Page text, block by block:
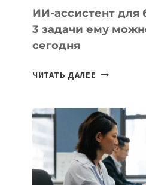
ИИ-ассистент для
3 задачи ему
сегодня
ЧИТАТЬ ДАЛЕЕ ИИ-
БИЗНЕСА:
КАКИЕ
3
ЗАДАЧИ
ЕМУ